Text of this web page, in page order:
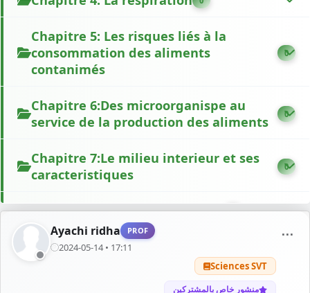
Chapitre 5: Les risques liés à la
consommation des aliments
contanimés
0
Chapitre 6:Des microorganispe au
service de la production des aliments
0
Chapitre 7:Le milieu interieur et ses
caracteristiques
0
Chapitre 8:L'excretion urinaire 1
Chapitre 9 : La regulation de l
Glycemie
Ayachi ridha PROF
2024-05-14 • 17:11
Sciences SVT
منشور خاص بالمشتركين
⋯